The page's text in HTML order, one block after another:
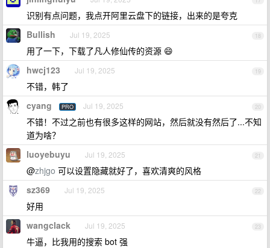
识别有点问题，我点开阿里云盘下的链接，出来的是夸克
18
Bullish Jul 19, 2025
用了一下，下载了凡人修仙传的资源 😄
19
hwcj123 Jul 19, 2025
不错，韩了
20
cyang PRO Jul 19, 2025
不错！不过之前也有很多这样的网站，然后就没有然后了...不知
道为啥？
21
luoyebuyu Jul 19, 2025
@zhjgo 可以设置隐藏就好了，喜欢清爽的风格
22
sz369 Jul 19, 2025
好用
23
wangclack Jul 19, 2025
牛逼，比我用的搜索 bot 强